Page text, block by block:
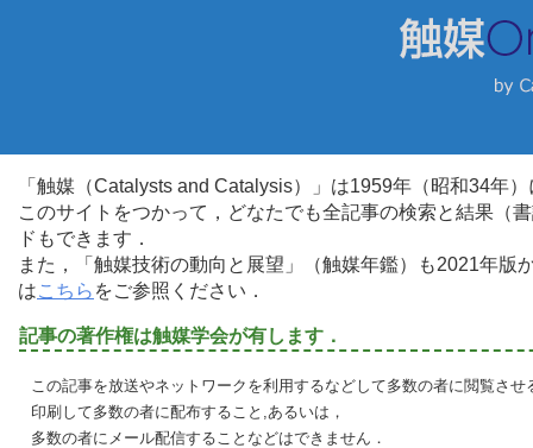
「触媒（Catalysts and Catalysis）」は1959年（昭和34年
このサイトをつかって，どなたでも全記事の検索と結果（
ドもできます．
また，「触媒技術の動向と展望」（触媒年鑑）も2021年
はこちら をご参照ください．
記事の著作権は触媒学会が有します．
この記事を放送やネットワークを利用するなどして多数の者に閲覧させ
印刷して多数の者に配布すること,あるいは，
多数の者にメール配信することなどはできません．